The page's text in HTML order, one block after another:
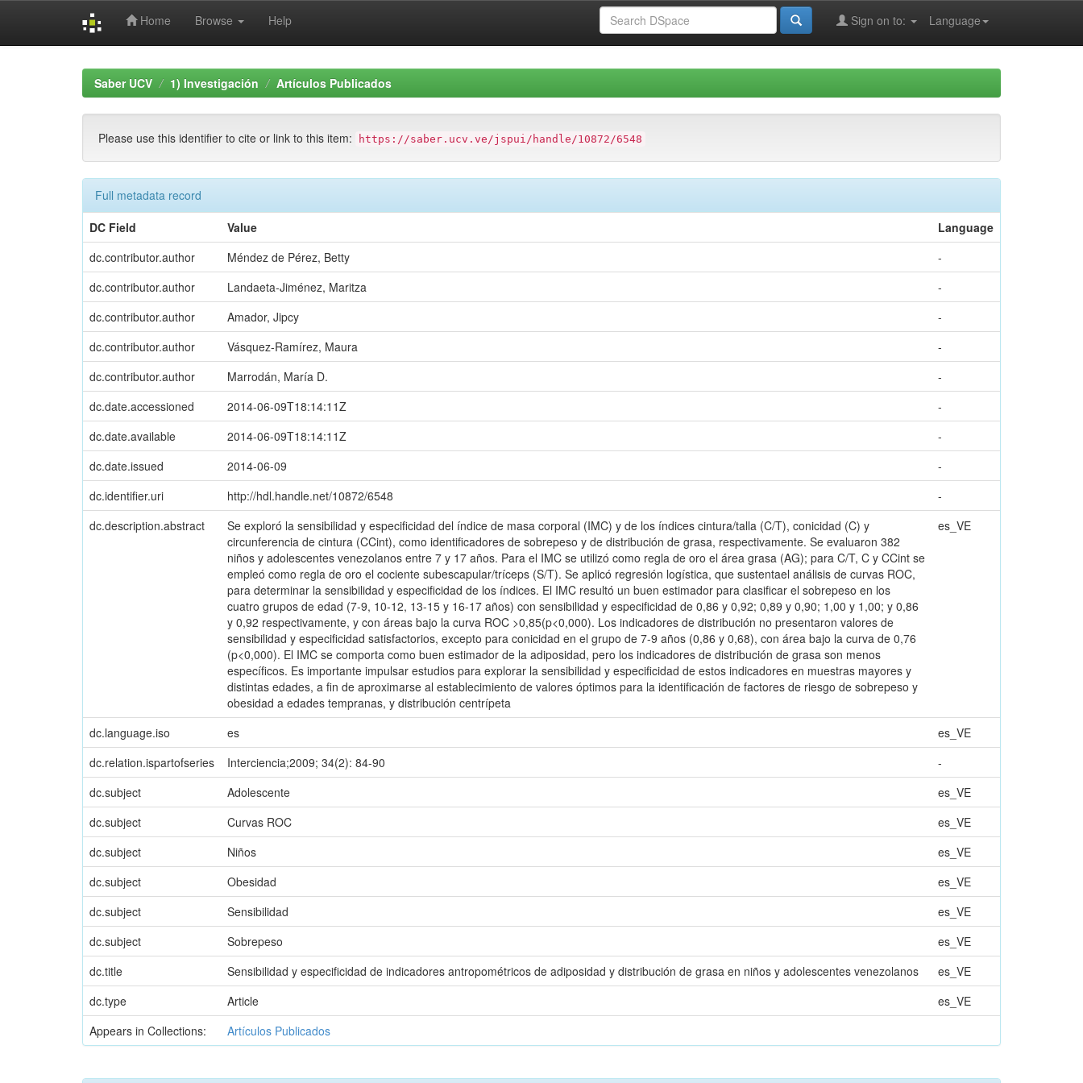
Home Browse Help Language
Sign on to:
Saber UCV 1) Investigación Artículos Publicados
Please use this identifier to cite or link to this item: https://saber.ucv.ve/jspui/handle/10872/6548
Full metadata record
DC Field
Value
Language
dc.contributor.author
Méndez de Pérez, Betty
-
dc.contributor.author
Landaeta-Jiménez, Maritza
-
dc.contributor.author
Amador, Jipcy
-
dc.contributor.author
Vásquez-Ramírez, Maura
-
dc.contributor.author
Marrodán, María D.
-
dc.date.accessioned
2014-06-09T18:14:11Z
-
dc.date.available
2014-06-09T18:14:11Z
-
dc.date.issued
2014-06-09
-
dc.identifier.uri
http://hdl.handle.net/10872/6548
-
dc.description.abstract
Se exploró la sensibilidad y especificidad del índice de masa corporal (IMC) y de los índices cintura/talla (C/T), conicidad (C) y
circunferencia de cintura (CCint), como identificadores de sobrepeso y de distribución de grasa, respectivamente. Se evaluaron 382
niños y adolescentes venezolanos entre 7 y 17 años. Para el IMC se utilizó como regla de oro el área grasa (AG); para C/T, C y CCint se
empleó como regla de oro el cociente subescapular/tríceps (S/T). Se aplicó regresión logística, que sustentael análisis de curvas ROC,
para determinar la sensibilidad y especificidad de los índices. El IMC resultó un buen estimador para clasificar el sobrepeso en los
cuatro grupos de edad (7-9, 10-12, 13-15 y 16-17 años) con sensibilidad y especificidad de 0,86 y 0,92; 0,89 y 0,90; 1,00 y 1,00; y 0,86
y 0,92 respectivamente, y con áreas bajo la curva ROC >0,85(p<0,000). Los indicadores de distribución no presentaron valores de
sensibilidad y especificidad satisfactorios, excepto para conicidad en el grupo de 7-9 años (0,86 y 0,68), con área bajo la curva de 0,76
(p<0,000). El IMC se comporta como buen estimador de la adiposidad, pero los indicadores de distribución de grasa son menos
específicos. Es importante impulsar estudios para explorar la sensibilidad y especificidad de estos indicadores en muestras mayores y
distintas edades, a fin de aproximarse al establecimiento de valores óptimos para la identificación de factores de riesgo de sobrepeso y
obesidad a edades tempranas, y distribución centrípeta
es_VE
dc.language.iso es
es_VE
dc.relation.ispartofseries
Interciencia;2009; 34(2): 84-90
-
dc.subject
Adolescente
es_VE
dc.subject
Curvas ROC
es_VE
dc.subject
Niños
es_VE
dc.subject
Obesidad
es_VE
dc.subject
Sensibilidad
es_VE
dc.subject
Sobrepeso
es_VE
dc.title
Sensibilidad y especificidad de indicadores antropométricos de adiposidad y distribución de grasa en niños y adolescentes venezolanos
es_VE
dc.type
Article
es_VE
Appears in Collections:
Artículos Publicados